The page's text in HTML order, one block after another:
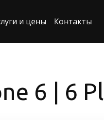
и цены Контакты
6 | 6